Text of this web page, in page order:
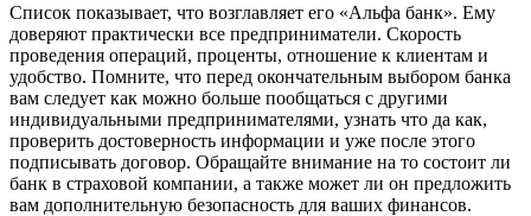
Список показывает, что возглавляет его «Альфа банк». Ему
доверяют практически все предприниматели. Скорость
проведения операций, проценты, отношение к клиентам и
удобство. Помните, что перед окончательным выбором банка
вам следует как можно больше пообщаться с другими
индивидуальными предпринимателями, узнать что да как,
проверить достоверность информации и уже после этого
подписывать договор. Обращайте внимание на то состоит ли
банк в страховой компании, а также может ли он предложить
вам дополнительную безопасность для ваших финансов.